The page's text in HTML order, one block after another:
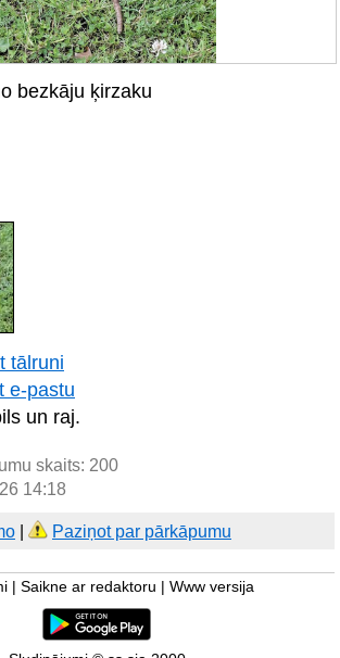
bezkāju ķirzaku
tālruni
e-pastu
un raj.
skaits: 200
14:18
Paziņot par pārkāpumu
Saikne ar redaktoru Www versija